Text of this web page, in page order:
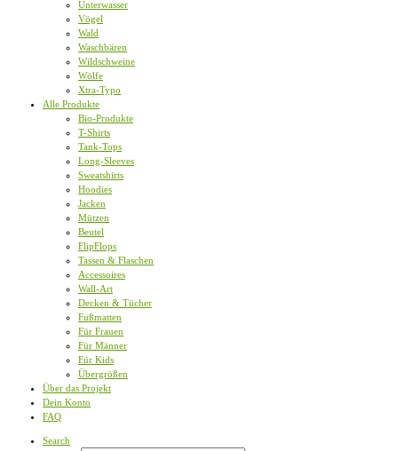
Unterwasser
Vögel
Wald
Waschbären
Wildschweine
Wölfe
Xtra-Typo
Alle Produkte
Bio-Produkte
T-Shirts
Tank-Tops
Long-Sleeves
Sweatshirts
Hoodies
Jacken
Mützen
Beutel
FlipFlops
Tassen & Flaschen
Accessoires
Wall-Art
Decken & Tücher
Fußmatten
Für Frauen
Für Männer
Für Kids
Übergrößen
Über das Projekt
Dein Konto
FAQ
Search